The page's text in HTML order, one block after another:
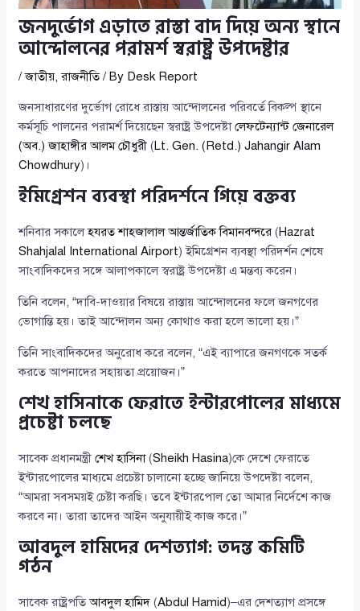
জনদুর্ভোগ এড়াতে রাস্তা বাদ দিয়ে অন্য স্থানে
আন্দোলনের পরামর্শ স্বরাষ্ট্র উপদেষ্টার
/জাতীয়,রাজনীতি/ By Desk Report
জনসাধারণের দুর্ভোগ রোধে রাস্তায় আন্দোলনের পরিবর্তে বিকল্প স্থানে
কর্মসূচি পালনের পরামর্শ দিয়েছেন স্বরাষ্ট্র উপদেষ্টালেফটেন্যান্ট জেনারেল
(অব.) জাহাঙ্গীর আলম চৌধুরী (Lt. Gen. (Retd.) Jahangir Alam
Chowdhury)।
ইমিগ্রেশন ব্যবস্থা পরিদর্শনে গিয়ে বক্তব্য
শনিবার সকালেহযরত শাহজালাল আন্তর্জাতিক বিমানবন্দরে (Hazrat
Shahjalal International Airport) ইমিগ্রেশন ব্যবস্থা পরিদর্শন শেষে
সাংবাদিকদের সঙ্গে আলাপকালে স্বরাষ্ট্র উপদেষ্টা এ মন্তব্য করেন।
তিনি বলেন, “দাবি-দাওয়ার বিষয়ে রাস্তায় আন্দোলনের ফলে জনগণের
ভোগান্তি হয়। তাই আন্দোলন অন্য কোথাও করা হলে ভালো হয়।”
তিনি সাংবাদিকদের অনুরোধ করে বলেন, “এই ব্যাপারে জনগণকে সতর্ক
করতে আপনাদের সহায়তা প্রয়োজন।”
শেখ হাসিনাকে ফেরাতে ইন্টারপোলের মাধ্যমে
প্রচেষ্টা চলছে
সাবেক প্রধানমন্ত্রীশেখ হাসিনা(Sheikh Hasina)কে দেশে ফেরাতে
ইন্টারপোলের মাধ্যমে প্রচেষ্টা চালানো হচ্ছে জানিয়ে উপদেষ্টা বলেন,
“আমরা সবসময়ই চেষ্টা করছি। তবে ইন্টারপোল তো আমার নির্দেশে কাজ
করবে না। তারা তাদের আইন অনুযায়ীই কাজ করে।”
আবদুল হামিদের দেশত্যাগ: তদন্ত কমিটি
গঠন
সাবেক রাষ্ট্রপতিআবদুল হামিদ (Abdul Hamid)–এর দেশত্যাগ প্রসঙ্গে